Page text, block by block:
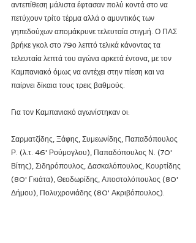
αντεπίθεση μάλιστα έφτασαν πολύ κοντά στο να
πετύχουν τρίτο τέρμα αλλά ο αμυντικός των
γηπεδούχων απομάκρυνε τελευταία στιγμή. Ο ΠΑΣ
βρήκε γκολ στο 79ο λεπτό τελικά κάνοντας τα
τελευταία λεπτά του αγώνα αρκετά έντονα, με τον
Καμπανιακό όμως να αντέχει στην πίεση και να
παίρνει δίκαια τους τρεις βαθμούς.
Για τον Καμπανιακό αγωνίστηκαν οι:
Σαρματζίδης, Ξάφης, Συμεωνίδης, Παπαδόπουλος
Ρ. (λ.τ. 46' Ρούμογλου), Παπαδόπουλος Ν. (70'
Βίτης), Σιδηρόπουλος, Δασκαλόπουλος, Κουρτίδης
(80' Γκιάτα), Θεοδωρίδης, Αποστολόπουλος (80'
Δήμου), Πολυχρονιάδης (80' Ακριβόπουλος).